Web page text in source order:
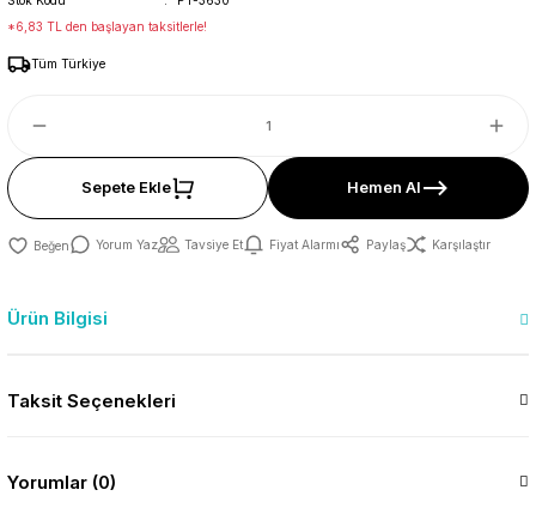
*6,83 TL den başlayan taksitlerle!
Tüm Türkiye
Sepete Ekle Hemen Al
Yorum Yaz Tavsiye Et Fiyat Alarmı Paylaş Karşılaştır
Ürün Bilgisi
Taksit Seçenekleri
Yorumlar (0)